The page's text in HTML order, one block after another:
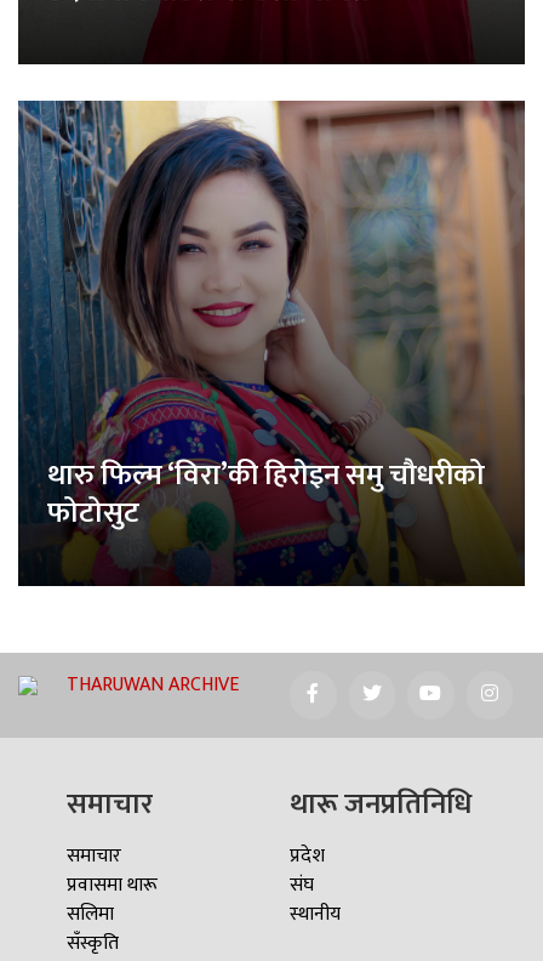
थारु फिल्म ‘विरा’की हिरोइन समु चौधरीको
फोटोसुट
THARUWAN ARCHIVE
समाचार
समाचार
प्रवासमा थारू
सलिमा
सँस्कृति
थारू जनप्रतिनिधि
प्रदेश
संघ
स्थानीय